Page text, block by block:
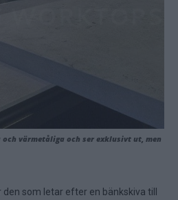
värmetåliga och ser exklusivt ut, men
den som letar efter en bänkskiva till